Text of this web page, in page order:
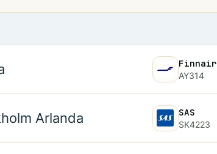
Finnair
AY314
Arlanda SAS
SK4223